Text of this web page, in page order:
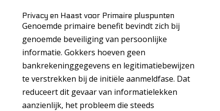
Privacy en Haast voor Primaire pluspunten
Genoemde primaire benefit bevindt zich bij
genoemde beveiliging van persoonlijke
informatie. Gokkers hoeven geen
bankrekeninggegevens en legitimatiebewijzen
te verstrekken bij de initiële aanmeldfase. Dat
reduceert dit gevaar van informatielekken
aanzienlijk, het probleem die steeds